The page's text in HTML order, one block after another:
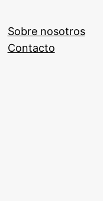
Sobre nosotros
Contacto